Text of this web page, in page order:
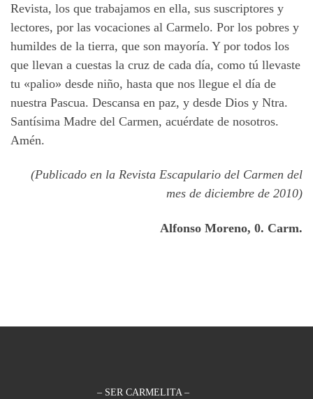
Revista, los que trabajamos en ella, sus suscriptores y
lectores, por las vocaciones al Carmelo. Por los pobres y
humildes de la tierra, que son mayoría. Y por todos los
que llevan a cuestas la cruz de cada día, como tú llevaste
tu «palio» desde niño, hasta que nos llegue el día de
nuestra Pascua. Descansa en paz, y desde Dios y Ntra.
Santísima Madre del Carmen, acuérdate de nosotros.
Amén.
(Publicado en la Revista Escapulario del Carmen del
mes de diciembre de 2010)
Alfonso Moreno, 0. Carm.
– SER CARMELITA –